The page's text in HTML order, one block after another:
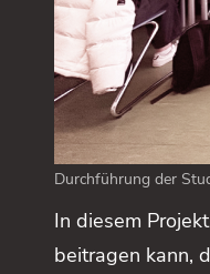
Durchführung der
In diesem
beitragen kann,